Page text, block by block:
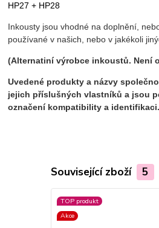
HP27 + HP28
Inkousty jsou vhodné na doplnění,
používané v našich, nebo v jakékoli
(Alternatiní výrobce inkoustů. Není
Uvedené produkty a názvy
jejich příslušných vlastníků a jsou
označení kompatibility a identifikaci.
Související zboží 5
TOP produkt
Akce